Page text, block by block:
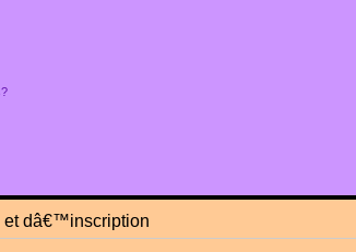
et dâ€™inscription